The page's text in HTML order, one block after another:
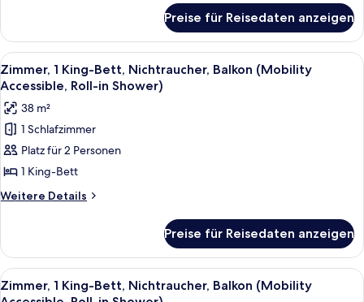
anzeigen
2 Queen-
Betten,
Parkblick,
Turm
Accessible)
Preise für Reisedaten anzeigen
Alle
Fotos
für
Zimmer,
1 King-
Bett,
Nichtraucher,
Balkon
Roll-
in
Shower)
Ein Hotelzimmer mit einem großen
3
Zimmer, 1 King-Bett, Nichtraucher, Balkon (Mobility
Accessible, Roll-in Shower)
38 m²
1 Schlafzimmer
Platz für 2 Personen
1 King-Bett
Weitere Details
Weitere
1 King-
Bett,
Nichtraucher,
Balkon
Preise für Reisedaten anzeigen
Alle
Fotos
Ein Hotelzimmer mit einem großen
3
Zimmer, 1 King-Bett, Nichtraucher, Balkon (Mobility